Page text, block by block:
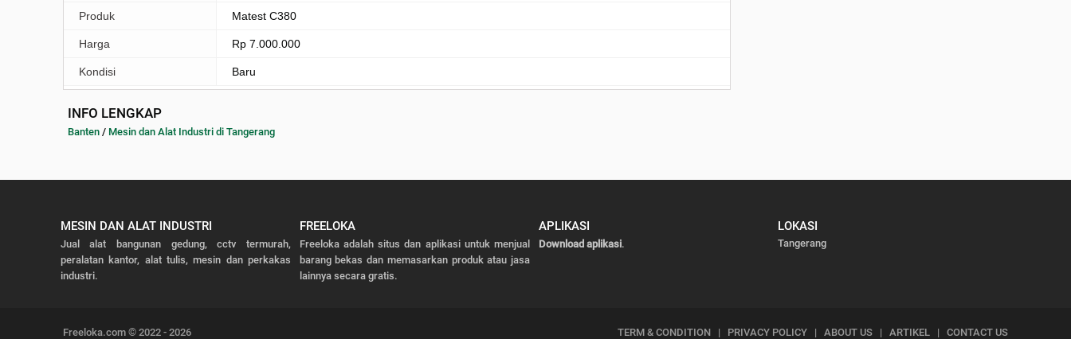
Produk Matest C380
Harga Rp 7.000.000
Kondisi Baru
INFO LENGKAP
Banten / Mesin dan Alat Industri di Tangerang
MESIN DAN ALAT INDUSTRI
Jual alat bangunan gedung, cctv termurah,
peralatan kantor, alat tulis, mesin dan perkakas
industri.
FREELOKA
Freeloka adalah situs dan aplikasi untuk menjual
barang bekas dan memasarkan produk atau jasa
lainnya secara gratis.
APLIKASI
Download aplikasi.
LOKASI
Tangerang
Freeloka.com © 2022 - 2026 TERM & CONDITION | PRIVACY POLICY | ABOUT US | ARTIKEL | CONTACT US